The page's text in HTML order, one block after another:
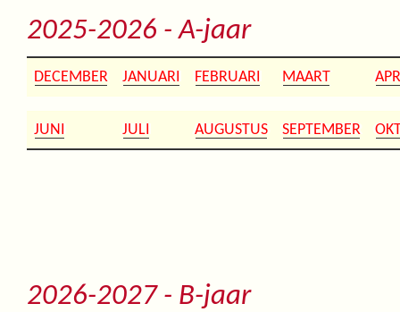
2025-2026 - A-jaar
DECEMBER JANUARI FEBRUARI MAART
JUNI JULI AUGUSTUS SEPTEMBER
2026-2027 - B-jaar